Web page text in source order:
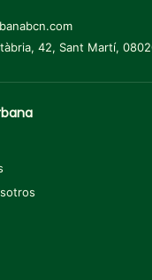
42, Sant Martí,